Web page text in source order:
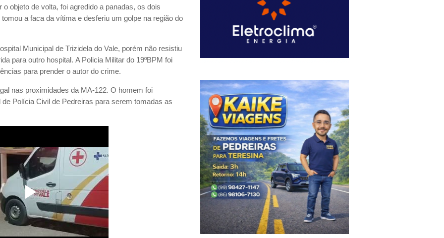
objeto de volta, foi agredido a panadas, os dois
a faca da vítima e desferiu um golpe na região do
Municipal de Trizidela do Vale, porém não resistiu
para outro hospital. A Policia Militar do 19ºBPM foi
para prender o autor do crime.
nas proximidades da MA-122. O homem foi
Polícia Civil de Pedreiras para serem tomadas as